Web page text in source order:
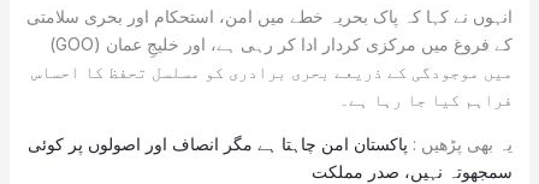
انہوں نے کہا کہ پاک بحریہ خطے میں امن، استحکام اور بحری سلامتی
کے فروغ میں مرکزی کردار ادا کر رہی ہے، اور خلیجِ عمان (GOO)
میں موجودگی کے ذریعے بحری برادری کو مسلسل تحفظ کا احساس
فراہم کیا جا رہا ہے۔
یہ بھی پڑھیں : پاکستان امن چاہتا ہے مگر انصاف اور اصولوں پر کوئی
سمجھوتہ نہیں، صدر مملکت